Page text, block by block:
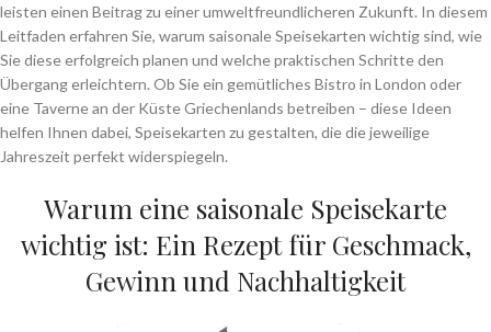
leisten einen Beitrag zu einer umweltfreundlicheren Zukunft. In diesem
Leitfaden erfahren Sie, warum saisonale Speisekarten wichtig sind, wie
Sie diese erfolgreich planen und welche praktischen Schritte den
Übergang erleichtern. Ob Sie ein gemütliches Bistro in London oder
eine Taverne an der Küste Griechenlands betreiben – diese Ideen
helfen Ihnen dabei, Speisekarten zu gestalten, die die jeweilige
Jahreszeit perfekt widerspiegeln.
Warum eine saisonale Speisekarte
wichtig ist: Ein Rezept für Geschmack,
Gewinn und Nachhaltigkeit